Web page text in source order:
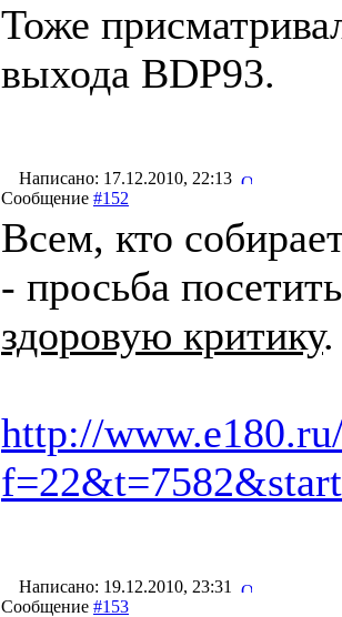
Тоже
выхода BDP93.
Написано: 17.12.2010, 22:13
Сообщение #152
Всем, кто
- просьба
здоровую критику.
http://
Написано: 19.12.2010, 23:31
Сообщение #153